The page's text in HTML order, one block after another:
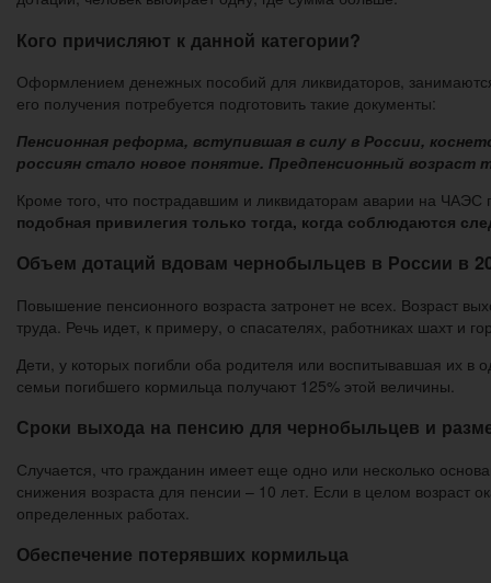
Кого причисляют к данной категории?
Оформлением денежных пособий для ликвидаторов,
его получения потребуется подготовить такие документы:
Пенсионная реформа, вступившая в силу в России,
россиян стало новое понятие. Предпенсионный возраст
Кроме того, что пострадавшим и ликвидаторам аварии на
подобная привилегия только тогда, когда соблюдаются
Объем дотаций вдовам чернобыльцев в России в
Повышение пенсионного возраста затронет не всех. ​Возраст
труда. Речь идет, к примеру, о спасателях, работниках шахт и
Дети, у которых погибли оба родителя или воспитывавшая их
семьи погибшего кормильца получают 125% этой величины.
Сроки выхода на пенсию для чернобыльцев и
Случается, что гражданин имеет еще одно или несколько
снижения возраста для пенсии – 10 лет. Если в целом
определенных работах.
Обеспечение потерявших кормильца